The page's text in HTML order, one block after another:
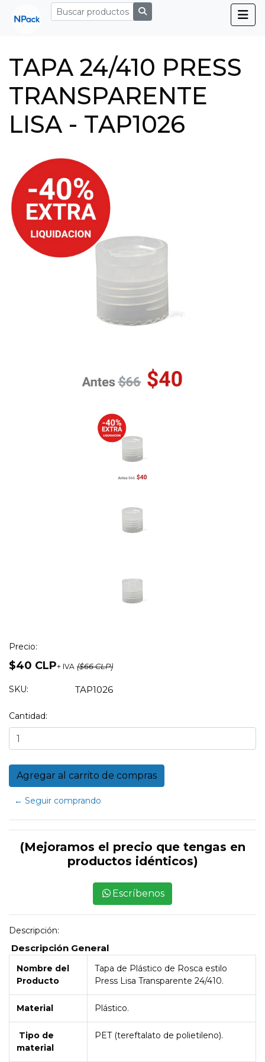
TAPA 24/410 PRESS
TRANSPARENTE
LISA - TAP1026
Precio:
$40 CLP+ IVA ($66 CLP)
SKU: TAP1026
Cantidad:
← Seguir comprando
(Mejoramos el precio que tengas en
productos idénticos)
Escríbenos
Descripción:
Descripción General
Nombre del
Producto
Tapa de Plástico de Rosca estilo
Press Lisa Transparente 24/410.
Material Plástico.
Tipo de
material
PET (tereftalato de polietileno).